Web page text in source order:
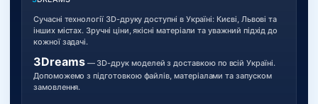
Сучасні технології 3D-друку доступні в Україні: Києві, Львові та
інших містах. Зручні ціни, якісні матеріали та уважний підхід до
кожної задачі.
3Dreams— 3D-друк моделей з доставкою по всій Україні.
Допоможемо з підготовкою файлів, матеріалами та запуском
замовлення.